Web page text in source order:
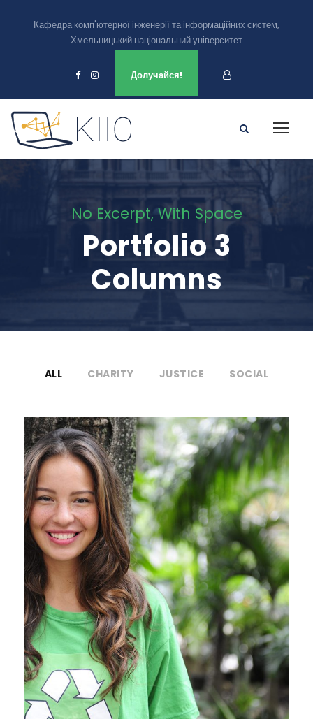
Кафедра комп'ютерної інженерії та інформаційних систем,
Хмельницький національний університет
Долучайся!
No Excerpt, With Space
Portfolio 3
Columns
ALL CHARITY JUSTICE SOCIAL